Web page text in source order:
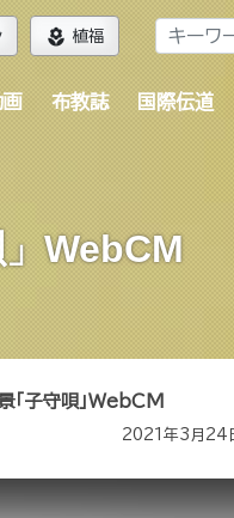
local_florist 植福
布教誌 国際伝道
WebCM
「子守唄」WebCM
2021年3月24